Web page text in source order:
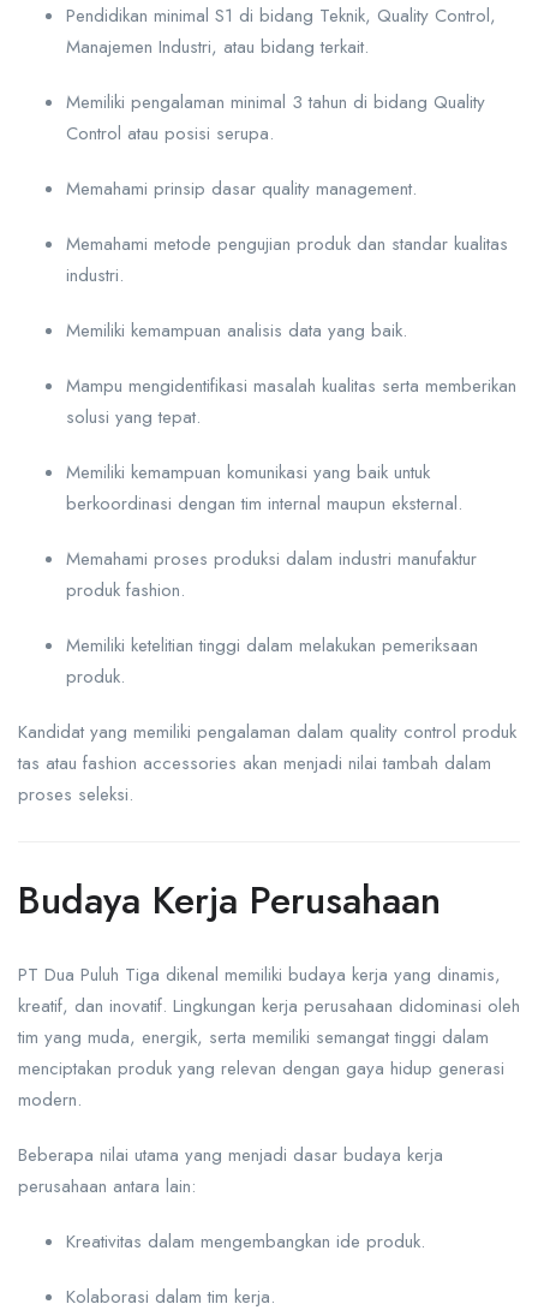
Pendidikan minimal S1 di bidang Teknik, Quality Control,
Manajemen Industri, atau bidang terkait.
Memiliki pengalaman minimal 3 tahun di bidang Quality
Control atau posisi serupa.
Memahami prinsip dasar quality management.
Memahami metode pengujian produk dan standar kualitas
industri.
Memiliki kemampuan analisis data yang baik.
Mampu mengidentifikasi masalah kualitas serta memberikan
solusi yang tepat.
Memiliki kemampuan komunikasi yang baik untuk
berkoordinasi dengan tim internal maupun eksternal.
Memahami proses produksi dalam industri manufaktur
produk fashion.
Memiliki ketelitian tinggi dalam melakukan pemeriksaan
produk.
Kandidat yang memiliki pengalaman dalam quality control produk
tas atau fashion accessories akan menjadi nilai tambah dalam
proses seleksi.
Budaya Kerja Perusahaan
PT Dua Puluh Tiga dikenal memiliki budaya kerja yang dinamis,
kreatif, dan inovatif. Lingkungan kerja perusahaan didominasi oleh
tim yang muda, energik, serta memiliki semangat tinggi dalam
menciptakan produk yang relevan dengan gaya hidup generasi
modern.
Beberapa nilai utama yang menjadi dasar budaya kerja
perusahaan antara lain:
Kreativitas dalam mengembangkan ide produk.
Kolaborasi dalam tim kerja.